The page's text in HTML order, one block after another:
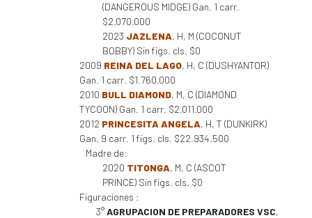
(DANGEROUS MIDGE) Gan. 1 carr.
$2.070.000
2023 JAZLENA, H, M (COCONUT
BOBBY) Sin figs. cls. $0
2009 REINA DEL LAGO, H, C (DUSHYANTOR)
Gan. 1 carr. $1.760.000
2010 BULL DIAMOND, M, C (DIAMOND
TYCOON) Gan. 1 carr. $2.011.000
2012 PRINCESITA ANGELA, H, T (DUNKIRK)
Gan. 9 carr. 1 figs. cls. $22.934.500
Madre de:
2020 TITONGA, M, C (ASCOT
PRINCE) Sin figs. cls. $0
Figuraciones :
3°AGRUPACION DE PREPARADORES VSC,